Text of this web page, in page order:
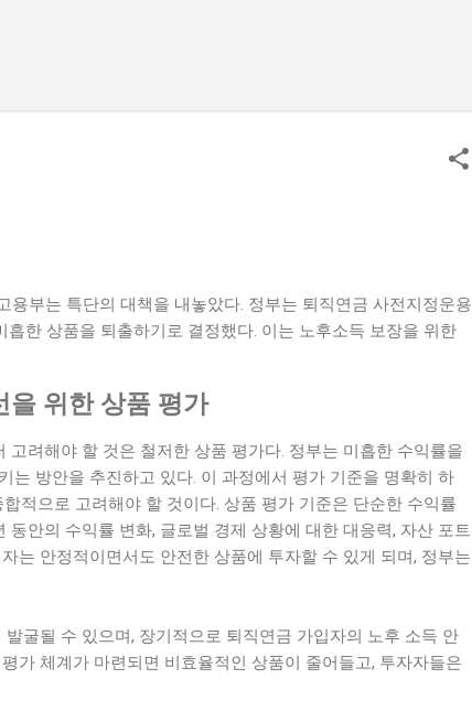
용부는 특단의 대책을 내놓았다. 정부는 퇴직연금 사전지정운용
한 상품을 퇴출하기로 결정했다. 이는 노후소득 보장을 위한
을 위한 상품 평가
려해야 할 것은 철저한 상품 평가다. 정부는 미흡한 수익률을
는 방안을 추진하고 있다. 이 과정에서 평가 기준을 명확히 하
적으로 고려해야 할 것이다. 상품 평가 기준은 단순한 수익률
안의 수익률 변화, 글로벌 경제 상황에 대한 대응력, 자산 포트
는 안정적이면서도 안전한 상품에 투자할 수 있게 되며, 정부는
굴될 수 있으며, 장기적으로 퇴직연금 가입자의 노후 소득 안
가 체계가 마련되면 비효율적인 상품이 줄어들고, 투자자들은